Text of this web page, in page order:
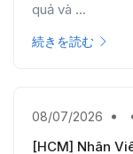
quả và ...
続きを読む
08/07/2026
[HCM] Nhân